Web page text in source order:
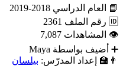
📘 العام الدراسي 2018-2019
🆔 رقم الملف 2361
👁 المشاهدات 7,087
➕ أضيف بواسطة Maya
👨‍🏫
إعداد المدرّس: بيلسان